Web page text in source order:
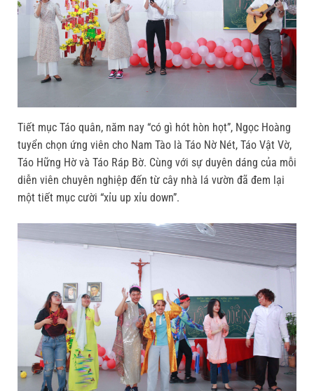
Tiết mục Táo quân, năm nay “có gì hót hòn họt”, Ngọc Hoàng
tuyển chọn ứng viên cho Nam Tào là Táo Nờ Nét, Táo Vật Vờ,
Táo Hững Hờ và Táo Ráp Bờ. Cùng với sự duyên dáng của mỗi
diễn viên chuyên nghiệp đến từ cây nhà lá vườn đã đem lại
một tiết mục cười “xỉu up xỉu down”.